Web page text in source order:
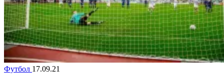
Футбол 17.09.21